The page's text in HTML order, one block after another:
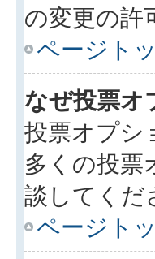
の変更の許
ページト
なぜ投票オ
投票オプシ
多くの投票
談してくだ
ページト